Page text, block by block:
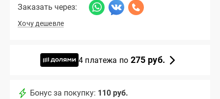
Заказать через:
Хочу дешевле
4 платежа по 275 руб.
Бонус за покупку: 110 руб.